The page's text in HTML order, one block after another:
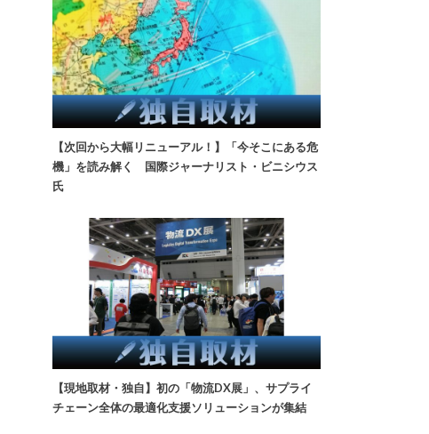
【次回から大幅リニューアル！】「今そこにある危
機」を読み解く 国際ジャーナリスト・ビニシウス
氏
【現地取材・独自】初の「物流DX展」、サプライ
チェーン全体の最適化支援ソリューションが集結